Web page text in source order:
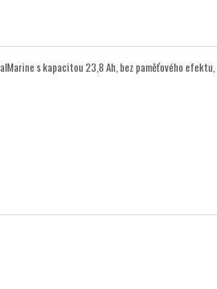
s kapacitou 23,8 Ah, bez paměťového